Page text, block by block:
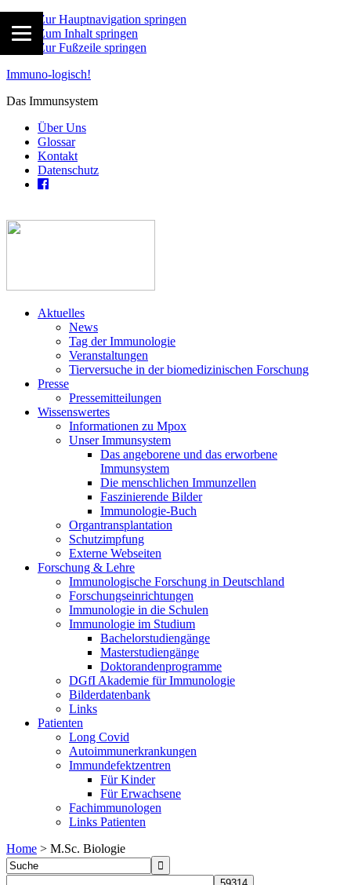
Zur Hauptnavigation springen
Zum Inhalt springen
Zur Fußzeile springen
Immuno-logisch!
Das Immunsystem
Über Uns
Glossar
Kontakt
Datenschutz
Aktuelles
News
Tag der Immunologie
Veranstaltungen
Tierversuche in der biomedizinischen Forschung
Presse
Pressemitteilungen
Wissenswertes
Informationen zu Mpox
Unser Immunsystem
Das angeborene und das erworbene
Immunsystem
Die menschlichen Immunzellen
Faszinierende Bilder
Immunologie-Buch
Organtransplantation
Schutzimpfung
Externe Webseiten
Forschung & Lehre
Immunologische Forschung in Deutschland
Forschungseinrichtungen
Immunologie in die Schulen
Immunologie im Studium
Bachelorstudiengänge
Masterstudiengänge
Doktorandenprogramme
DGfI Akademie für Immunologie
Bilderdatenbank
Links
Patienten
Long Covid
Autoimmunerkrankungen
Immundefektzentren
Für Kinder
Für Erwachsene
Fachimmunologen
Links Patienten
Home > M.Sc. Biologie